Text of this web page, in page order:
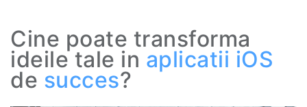
Cine poate transforma
ideile tale in aplicatii iOS
de succes?